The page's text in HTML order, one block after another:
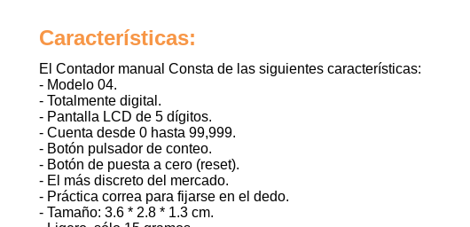
Características:
El Contador manual Consta de las siguientes características:
- Modelo 04.
- Totalmente digital.
- Pantalla LCD de 5 dígitos.
- Cuenta desde 0 hasta 99,999.
- Botón pulsador de conteo.
- Botón de puesta a cero (reset).
- El más discreto del mercado.
- Práctica correa para fijarse en el dedo.
- Tamaño: 3.6 * 2.8 * 1.3 cm.